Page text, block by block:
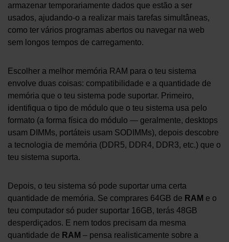
armazenar temporariamente dados que estão a ser
usados, ajudando-o a realizar mais tarefas simultâneas,
como ter vários programas abertos ou navegar na web
sem longos tempos de carregamento.
Escolher a melhor memória RAM para o teu sistema
envolve duas coisas: compatibilidade e a quantidade de
memória que o teu sistema pode suportar. Primeiro,
identifiqua o tipo de módulo que o teu sistema usa pelo
formato (a forma física do módulo — geralmente, desktops
usam DIMMs, portáteis usam SODIMMs), depois descobre
a tecnologia de memória (DDR5, DDR4, DDR3, etc.) que o
teu sistema suporta.
Depois, o teu sistema só pode suportar uma certa
quantidade de memória. Se comprares 64GB de RAM e o
teu computador só puder suportar 16GB, terás 48GB
desperdiçados. E nem todos precisam da mesma
quantidade de RAM – pensa realisticamente sobre a